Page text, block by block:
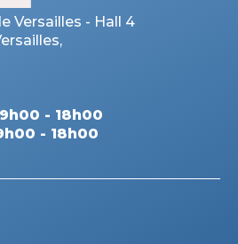
Versailles - Hall 4
- 18h00
- 18h00